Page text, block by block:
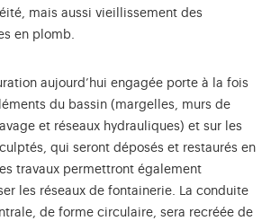
mais aussi vieillissement des
en plomb.
aujourd’hui engagée porte à la fois
du bassin (margelles, murs de
et réseaux hydrauliques) et sur les
qui seront déposés et restaurés en
travaux permettront également
les réseaux de fontainerie. La conduite
de forme circulaire, sera recréée de